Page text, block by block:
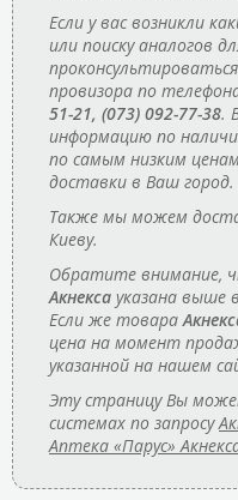
Если у вас возникли
или поиску аналогов
провизора по
51-21, (073) 092-77-38.
информацию по
по самым низким
доставки в Ваш город.
Также мы можем
Киеву.
Обратите внимание,
Акнекса указана выше
Если же товара
цена на момент
указанной на нашем
Эту страницу Вы
системах по запросу
Аптека «Парус»